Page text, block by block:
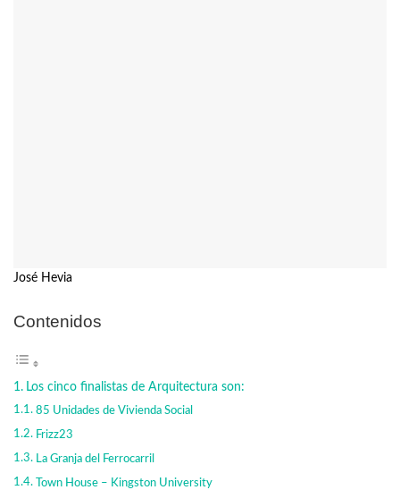
José Hevia
Contenidos
Los cinco finalistas de Arquitectura son:
85 Unidades de Vivienda Social
Frizz23
La Granja del Ferrocarril
Town House – Kingston University